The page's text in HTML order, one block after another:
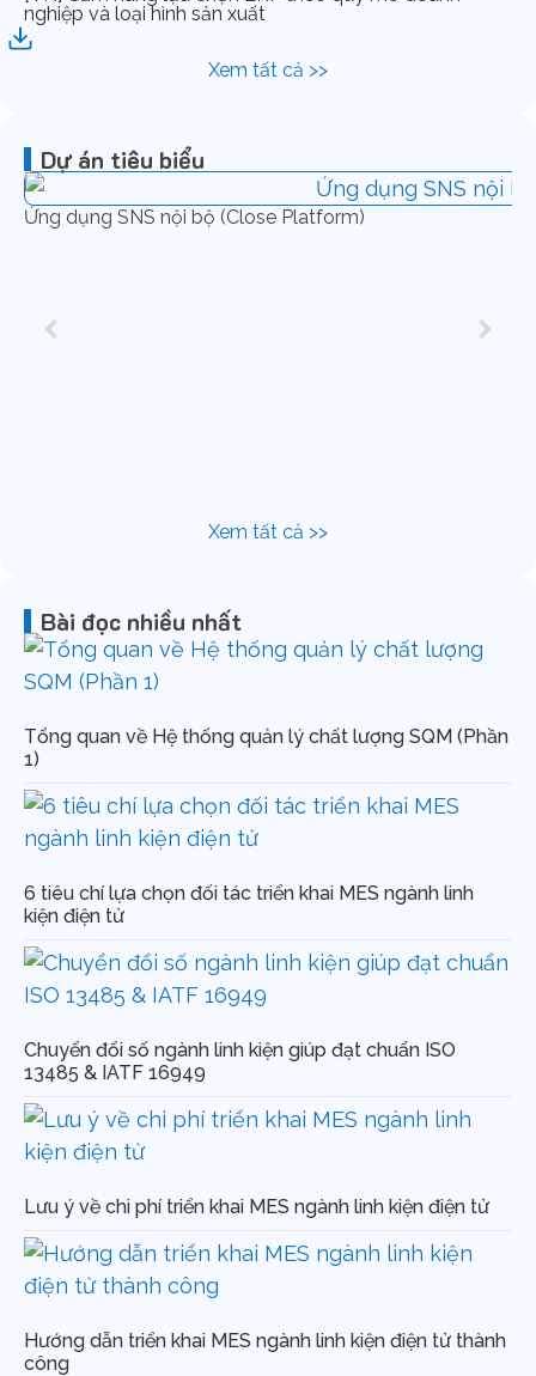
nghiệp và loại hình sản xuất
Xem tất cả >>
Dự án tiêu biểu
Ứng dụng SNS nội bộ (Close Platform)
Xem tất cả >>
Bài đọc nhiều nhất
Tổng quan về Hệ thống quản lý chất lượng SQM (Phần
1)
6 tiêu chí lựa chọn đối tác triển khai MES ngành linh
kiện điện tử
Chuyển đổi số ngành linh kiện giúp đạt chuẩn ISO
13485 & IATF 16949
Lưu ý về chi phí triển khai MES ngành linh kiện điện tử
Hướng dẫn triển khai MES ngành linh kiện điện tử thành
công